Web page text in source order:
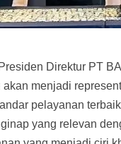
Direktur PT
menjadi
pelayanan
yang relevan